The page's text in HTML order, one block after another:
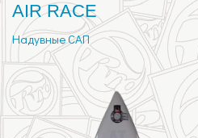
AIR RACE
Надувные САП